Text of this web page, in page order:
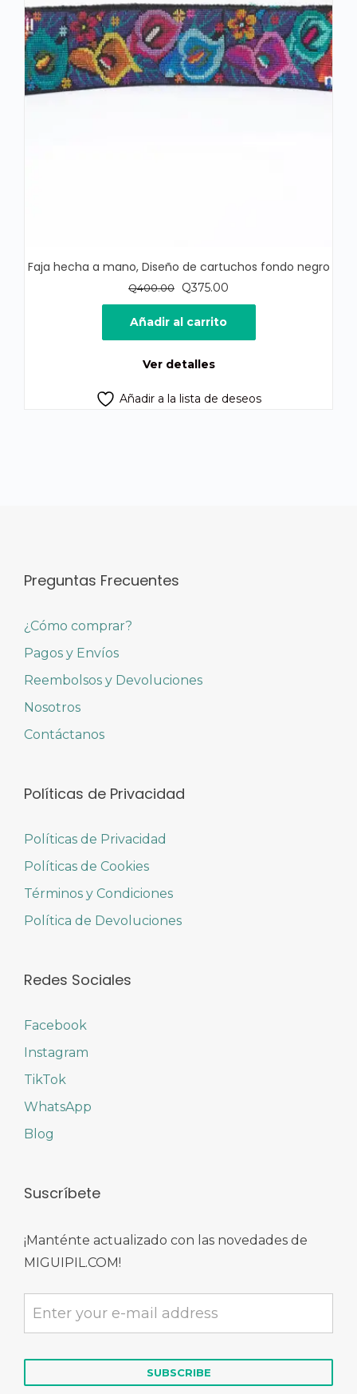
Faja hecha a mano, Diseño de cartuchos fondo negro
Q400.00
El
precio
original
era:
Q375.00
precio
es:
Añadir al carrito
Ver detalles
Añadir a la lista de deseos
Preguntas Frecuentes
¿Cómo comprar?
Pagos y Envíos
Reembolsos y Devoluciones
Nosotros
Contáctanos
Políticas de Privacidad
Políticas de Privacidad
Políticas de Cookies
Términos y Condiciones
Política de Devoluciones
Redes Sociales
Facebook
Instagram
TikTok
WhatsApp
Blog
Suscríbete
¡Manténte actualizado con las novedades de
MIGUIPIL.COM!